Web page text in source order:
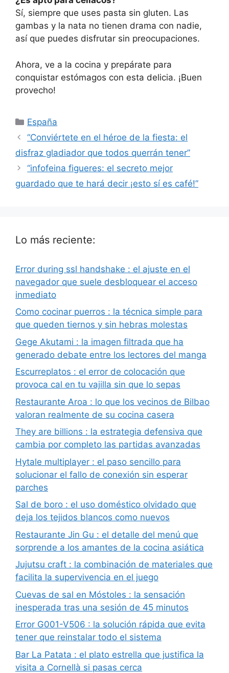
Sí, siempre que uses pasta sin gluten. Las
gambas y la nata no tienen drama con nadie,
así que puedes disfrutar sin preocupaciones.
Ahora, ve a la cocina y prepárate para
conquistar estómagos con esta delicia. ¡Buen
provecho!
Categorías
España
“Conviértete en el héroe de la fiesta: el
disfraz gladiador que todos querrán tener”
“infofeina figueres: el secreto mejor
guardado que te hará decir ¡esto sí es café!”
Lo más reciente:
Error during ssl handshake : el ajuste en el
navegador que suele desbloquear el acceso
inmediato
Como cocinar puerros : la técnica simple para
que queden tiernos y sin hebras molestas
Gege Akutami : la imagen filtrada que ha
generado debate entre los lectores del manga
Escurreplatos : el error de colocación que
provoca cal en tu vajilla sin que lo sepas
Restaurante Aroa : lo que los vecinos de Bilbao
valoran realmente de su cocina casera
They are billions : la estrategia defensiva que
cambia por completo las partidas avanzadas
Hytale multiplayer : el paso sencillo para
solucionar el fallo de conexión sin esperar
parches
Sal de boro : el uso doméstico olvidado que
deja los tejidos blancos como nuevos
Restaurante Jin Gu : el detalle del menú que
sorprende a los amantes de la cocina asiática
Jujutsu craft : la combinación de materiales que
facilita la supervivencia en el juego
Cuevas de sal en Móstoles : la sensación
inesperada tras una sesión de 45 minutos
Error G001-V506 : la solución rápida que evita
tener que reinstalar todo el sistema
Bar La Patata : el plato estrella que justifica la
visita a Cornellà si pasas cerca